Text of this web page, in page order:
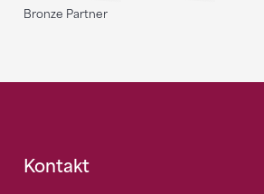
Bronze Partner
Fusszeile
Kontakt